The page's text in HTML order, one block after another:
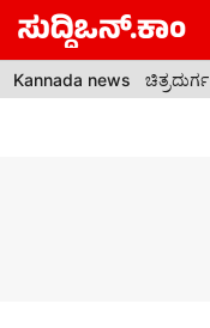
Skip
content
Kannada news ಚಿತ್ರದುರ್ಗ